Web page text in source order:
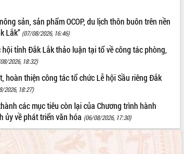
đổi số
Lắk
xây dựng hạ
Tân
chí nhân Kỷ
chí Cách
khai thực
phủ
nghị Công bố
tư tỉnh Đắk
sản, sản phẩm OCOP, du lịch thôn buôn trên nền
Lắk” (07/08/2026, 16:46)
tỉnh Đắk Lắk thảo luận tại tổ về công tác phòng,
2026, 18:32)
hoàn thiện công tác tổ chức Lễ hội Sầu riêng Đắk
2026, 18:27)
các mục tiêu còn lại của Chương trình hành
ủy về phát triển văn hóa (06/08/2026, 17:30)